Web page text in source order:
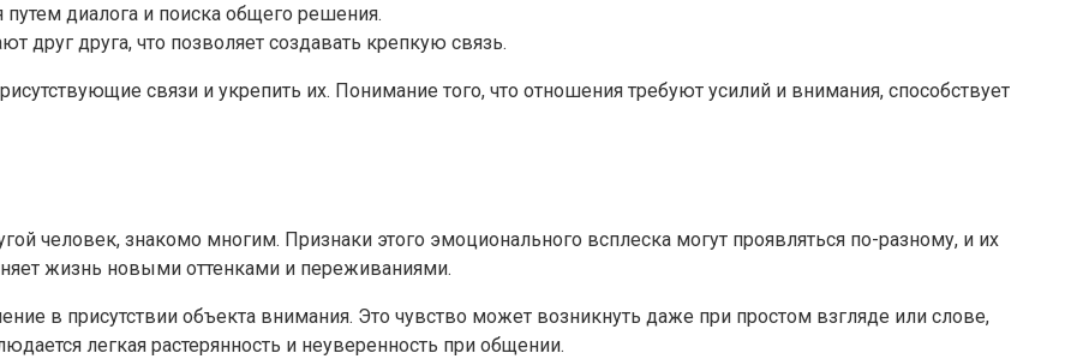
диалога и поиска общего решения.
друг друга, что позволяет создавать крепкую связь.
связи и укрепить их. Понимание того, что отношения требуют усилий и внимания, способствует
человек, знакомо многим. Признаки этого эмоционального всплеска могут проявляться по-разному, и их
жизнь новыми оттенками и переживаниями.
в присутствии объекта внимания. Это чувство может возникнуть даже при простом взгляде или слове,
легкая растерянность и неуверенность при общении.